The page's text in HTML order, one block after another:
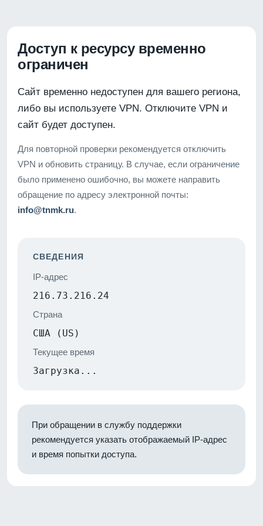
Доступ к ресурсу временно
ограничен
Сайт временно недоступен для вашего региона,
либо вы используете VPN. Отключите VPN и
сайт будет доступен.
Для повторной проверки рекомендуется отключить
VPN и обновить страницу. В случае, если ограничение
было применено ошибочно, вы можете направить
обращение по адресу электронной почты:
info@tnmk.ru.
СВЕДЕНИЯ
IP-адрес
216.73.216.24
Страна
США (US)
Текущее время
Загрузка...
При обращении в службу поддержки
рекомендуется указать отображаемый IP-адрес
и время попытки доступа.